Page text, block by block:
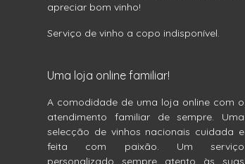
apreciar bom vinho!
Serviço de vinho a copo indisponível.
Uma loja online familiar!
A comodidade de uma loja online com o
atendimento familiar de sempre. Uma
selecção de vinhos nacionais cuidada e
feita com paixão. Um serviço
personalizado sempre atento às suas